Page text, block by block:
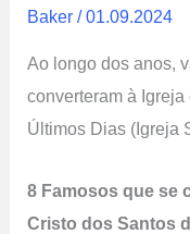
Baker/01.09.2024
Ao longo dos anos,
converteram à
Últimos Dias (Igreja
8 Famosos que se
Cristo dos Santos